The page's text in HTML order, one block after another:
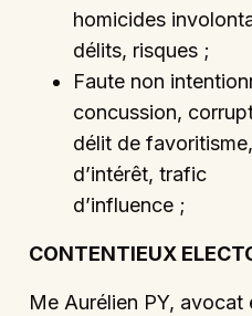
homicides
délits, risques ;
Faute non
concussion,
délit de
d’intérêt, trafic
d’influence ;
CONTENTIEUX
Me Aurélien PY, avocat